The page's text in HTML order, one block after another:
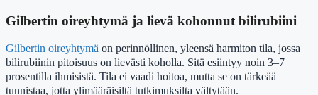
Gilbertin oireyhtymä ja lievä kohonnut bilirubiini
Gilbertin oireyhtymä on perinnöllinen, yleensä harmiton tila, jossa
bilirubiinin pitoisuus on lievästi koholla. Sitä esiintyy noin 3–7
prosentilla ihmisistä. Tila ei vaadi hoitoa, mutta se on tärkeää
tunnistaa, jotta ylimääräisiltä tutkimuksilta vältytään.